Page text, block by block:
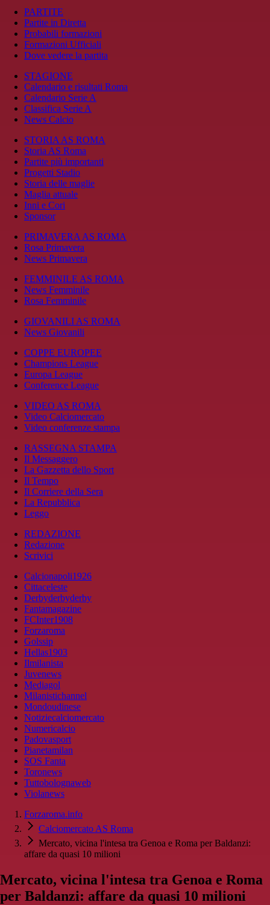
PARTITE
Partite in Diretta
Probabili formazioni
Formazioni Ufficiali
Dove vedere la partita
STAGIONE
Calendario e risultati Roma
Calendario Serie A
Classifica Serie A
News Calcio
STORIA AS ROMA
Storia AS Roma
Partite più importanti
Progetti Stadio
Storia delle maglie
Maglia attuale
Inni e Cori
Sponsor
PRIMAVERA AS ROMA
Rosa Primavera
News Primavera
FEMMINILE AS ROMA
News Femminile
Rosa Femminile
GIOVANILI AS ROMA
News Giovanili
COPPE EUROPEE
Champions League
Europa League
Conference League
VIDEO AS ROMA
Video Calciomercato
Video conferenze stampa
RASSEGNA STAMPA
Il Messaggero
La Gazzetta dello Sport
Il Tempo
Il Corriere della Sera
La Repubblica
Leggo
REDAZIONE
Redazione
Scrivici
Calcionapoli1926
Cittaceleste
Derbyderbyderby
Fantamagazine
FCInter1908
Forzaroma
Golssip
Hellas1903
Ilmilanista
Juvenews
Mediagol
Milanistichannel
Mondoudinese
Notiziecalciomercato
Numericalcio
Padovasport
Pianetamilan
SOS Fanta
Toronews
Tuttobolognaweb
Violanews
Forzaroma.info
Calciomercato AS Roma
Mercato, vicina l'intesa tra Genoa e Roma per Baldanzi:
affare da quasi 10 milioni
Mercato, vicina l'intesa tra Genoa e Roma
per Baldanzi: affare da quasi 10 milioni